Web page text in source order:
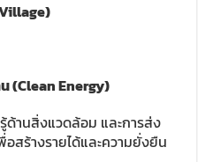
(Clean Energy)
านสิ่งแวดล้อม และการส่ง
อสร้างรายได้และความยั่งยืน